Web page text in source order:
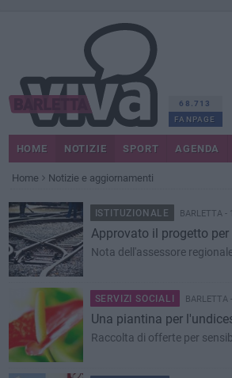
68.713
FANPAGE
HOME NOTIZIE SPORT AGENDA
Home Notizie e aggiornamenti
ISTITUZIONALE BARLETTA -
Approvato il progetto
Nota dell'assessore
SERVIZI SOCIALI BARLETTA
Una piantina per
Raccolta di offerte per